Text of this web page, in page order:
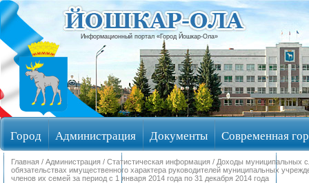
Информационный портал «Город Йошкар-Ола»
Город Администрация Документы Современная
Обращения граждан Общественные обсуждения
Главная / Администрация / Статистическая информация / Доходы муниципальных
обязательствах имущественного характера руководителей муниципальных
членов их семей за период с 1 января 2014 года по 31 декабря 2014 года